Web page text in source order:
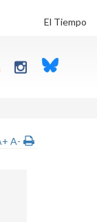
El Tiempo
A-